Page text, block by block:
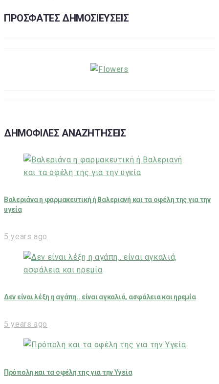
ΠΡΟΣΦΑΤΕΣ ΔΗΜΟΣΙΕΥΣΕΙΣ
ΔΗΜΟΦΙΛΕΣ ΑΝΑΖΗΤΗΣΕΙΣ
Βαλεριάνα η φαρμακευτική ή Βαλεριανή και τα οφέλη της για την
υγεία
5 years ago
Δεν είναι λέξη η αγάπη.. είναι αγκαλιά, ασφάλεια και ηρεμία
5 years ago
Πρόπολη και τα οφέλη της για την Υγεία